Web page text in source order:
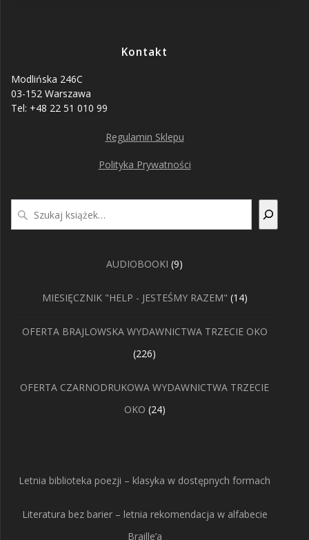
Kontakt
Modlińska 246C
03-152 Warszawa
Tel: +48 22 51 010 99
Regulamin Sklepu
Polityka Prywatności
AUDIOBOOKI 99
MIESIĘCZNIK "HELP - JESTEŚMY RAZEM" 1414
OFERTA BRAJLOWSKA WYDAWNICTWA TRZECIE OKO
226226
OFERTA CZARNODRUKOWA WYDAWNICTWA TRZECIE
OKO 2424
Letnia biblioteka poezji – klasyka w dostępnych formach
Literatura bez barier – letnia rekomendacja w alfabecie
Braille’a